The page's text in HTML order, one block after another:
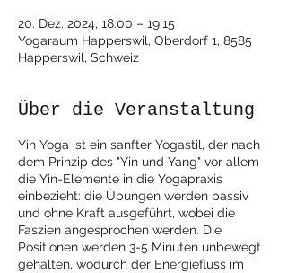
20. Dez. 2024, 18:00 – 19:15
Yogaraum Happerswil, Oberdorf 1, 8585
Happerswil, Schweiz
Über die Veranstaltung
Yin Yoga ist ein sanfter Yogastil, der nach
dem Prinzip des "Yin und Yang" vor allem
die Yin-Elemente in die Yogapraxis
einbezieht: die Übungen werden passiv
und ohne Kraft ausgeführt, wobei die
Faszien angesprochen werden. Die
Positionen werden 3-5 Minuten unbewegt
gehalten, wodurch der Energiefluss im